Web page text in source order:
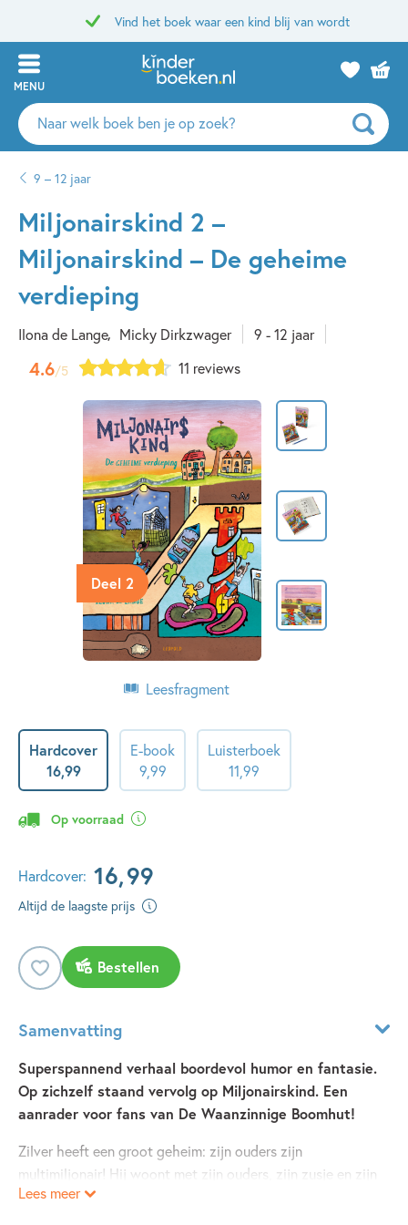
Vind het boek waar een kind blij van wordt
MENU
Zoeken
naar
auteurs
uitgevers
9 – 12 jaar
Miljonairskind 2 –
Miljonairskind – De geheime
verdieping
Ilona de Lange Micky Dirkzwager 9 - 12 jaar
4.6/5 11 reviews
Deel 2
Leesfragment
Hardcover
16,99
E-book
9,99
Luisterboek
11,99
Op voorraad
Hardcover: 16,99
Altijd de laagste prijs
Bestellen
Samenvatting
Superspannend verhaal boordevol humor en fantasie.
Op zichzelf staand vervolg op Miljonairskind. Een
aanrader voor fans van De Waanzinnige Boomhut!
Zilver heeft een groot geheim: zijn ouders zijn
multimiljonair! Hij woont met zijn ouders, zijn zusje en zijn
beste vriend Lennon in een geheime, ondergrondse villa.
Lees meer